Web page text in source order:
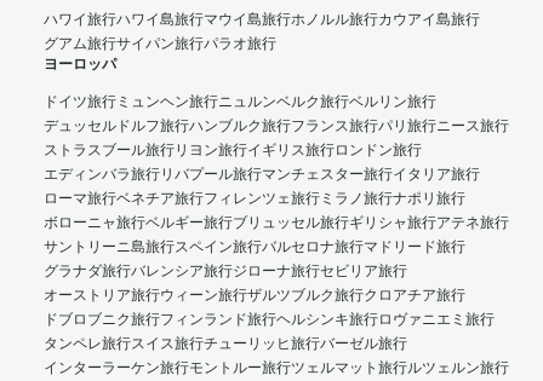
ハワイ旅行ハワイ島旅行マウイ島旅行ホノルル旅行カウアイ島旅行
グアム旅行サイパン旅行パラオ旅行
ヨーロッパ
ドイツ旅行 ミュンヘン旅行ニュルンベルク旅行ベルリン旅行
デュッセルドルフ旅行ハンブルク旅行フランス旅行パリ旅行ニース旅行
ストラスブール旅行リヨン旅行イギリス旅行ロンドン旅行
エディンバラ旅行リバプール旅行マンチェスター旅行イタリア旅行
ローマ旅行ベネチア旅行フィレンツェ旅行 ミラノ旅行ナポリ旅行
ボローニャ旅行ベルギー旅行ブリュッセル旅行ギリシャ旅行アテネ旅行
サントリーニ島旅行スペイン旅行バルセロナ旅行マドリード旅行
グラナダ旅行バレンシア旅行ジローナ旅行セビリア旅行
オーストリア旅行ウィーン旅行ザルツブルク旅行クロアチア旅行
ドブロブニク旅行フィンランド旅行ヘルシンキ旅行ロヴァニエミ旅行
タンペレ旅行スイス旅行チューリッヒ旅行バーゼル旅行
インターラーケン旅行モントルー旅行ツェルマット旅行ルツェルン旅行